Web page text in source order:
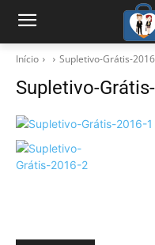
Início Supletivo-Grátis-
Supletivo-